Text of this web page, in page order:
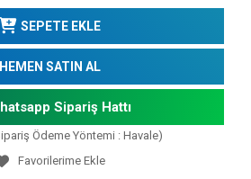
SEPETE EKLE
HEMEN SATIN AL
Sipariş Hattı
Ödeme Yöntemi : Havale)